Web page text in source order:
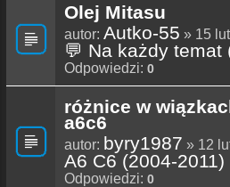
Olej Mitasu
autor: Autko-55 » 15
💬 Na każdy temat
Odpowiedzi: 0
różnice w
a6c6
autor: byry1987 » 12
A6 C6 (2004-2011)
Odpowiedzi: 0